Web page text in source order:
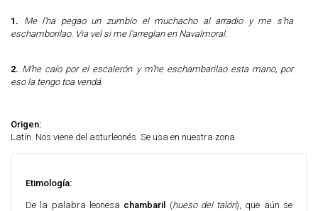
1. Me l'ha pegao un zumbío el muchacho al arradio y me s'ha
eschamborilao. Via vel si me l'arreglan en Navalmoral.
2. M'he caío por el escalerón y m'he eschambarilao esta mano, por
eso la tengo toa vendá.
Origen:
Latín. Nos viene del asturleonés. Se usa en nuestra zona.
Etimología:
De la palabra leonesa chambaril (hueso del talón), que aún se